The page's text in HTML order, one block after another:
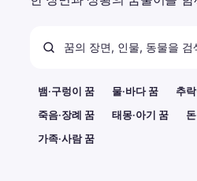
뱀·구렁이 꿈 물·바다 꿈
추
죽음·장례 꿈
태몽·아기 꿈
가족·사람 꿈